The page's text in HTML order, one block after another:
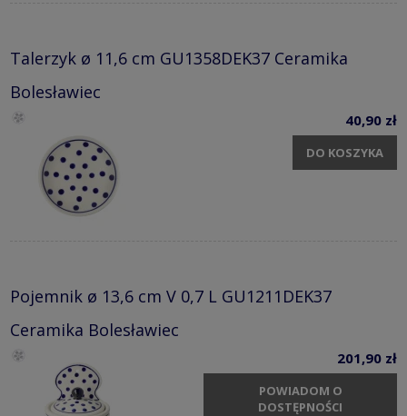
Talerzyk ø 11,6 cm GU1358DEK37 Ceramika
Bolesławiec
40,90 zł
DO KOSZYKA
Pojemnik ø 13,6 cm V 0,7 L GU1211DEK37
Ceramika Bolesławiec
201,90 zł
POWIADOM O
DOSTĘPNOŚCI